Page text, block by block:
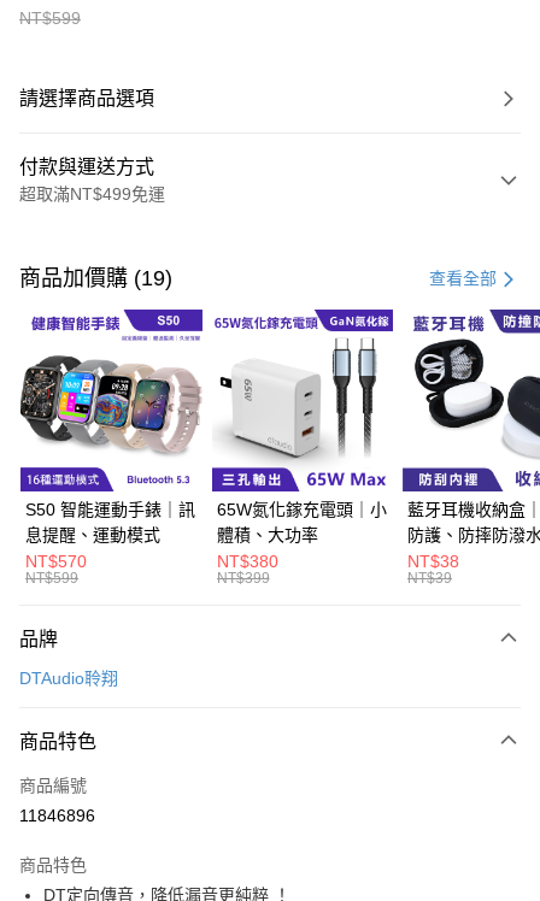
NT$599
請選擇商品選項
付款與運送方式
超取滿NT$499免運
信用卡一次付款
超商取貨付款
LINE Pay
Apple Pay
街口支付
悠遊付
Google Pay
ATM付款
運送方式
全家取貨付款
每筆NT$60，滿NT$499(含以上)免運費
每筆NT$60，滿NT$598(含以上)免運費
商品加價購 (19) 查看全部
S50 智能運動手錶｜訊
息提醒、運動模式
NT$570
NT$599
65W氮化鎵充電頭｜小
體積、大功率
NT$380
NT$399
藍牙耳機收納盒
防護、防摔防潑
NT$38
NT$39
品牌
DTAudio聆翔
商品特色
商品編號
11846896
商品特色
DT定向傳音，降低漏音更純粹 ！